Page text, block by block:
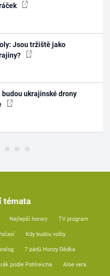
Jsou tržiště jako
budou ukrajinské drony
témata
Nejlepší horory TV program
Kdy budou volby
7 pádů Honzy Dědka
podle Pohlreicha Aloe vera